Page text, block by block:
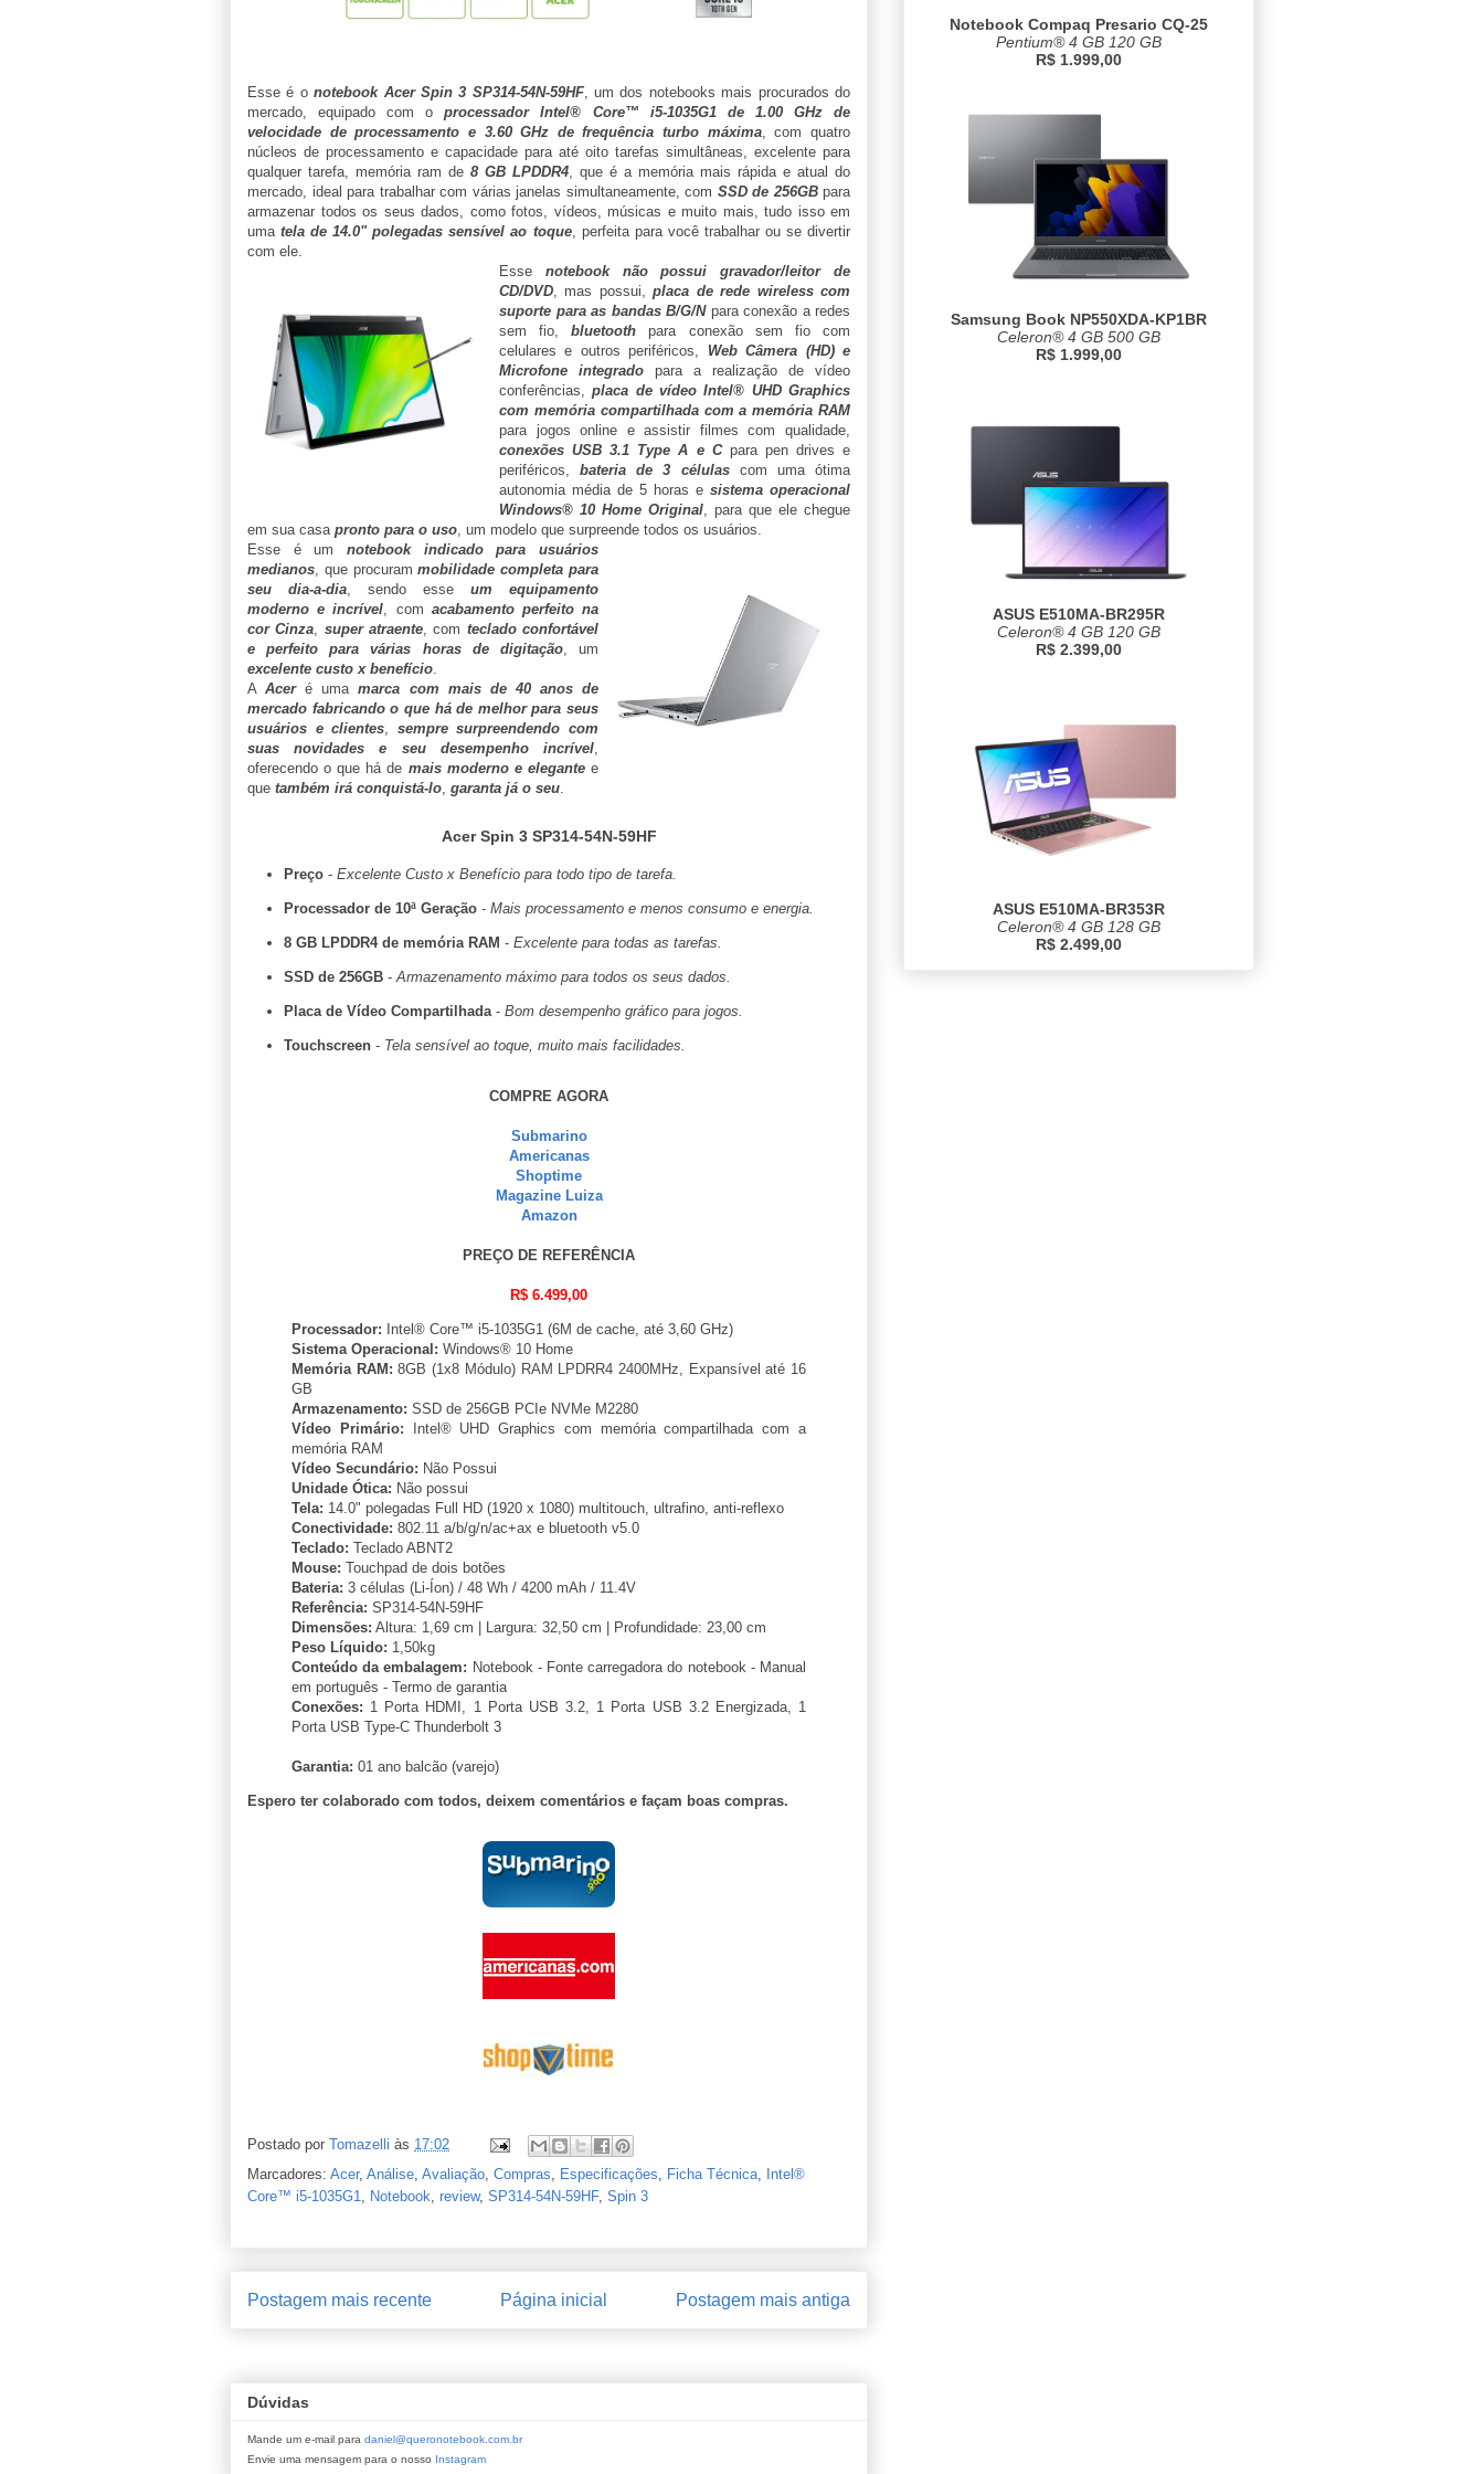
Esse é onotebook Acer Spin 3 SP314-54N-59HF, um dos notebooks mais procurados do
mercado, equipado com oprocessador Intel® Core™ i5-1035G1 de 1.00 GHz de
velocidade de processamento e 3.60 GHz de frequência turbo máxima, com quatro
núcleos de processamento e capacidade para até oito tarefas simultâneas, excelente para
qualquer tarefa, memória ram de 8 GB LPDDR4, que é a memória mais rápida e atual do
mercado, ideal para trabalhar com várias janelas simultaneamente, com SSD de 256GBpara
armazenar todos os seus dados, como fotos, vídeos, músicas e muito mais, tudo isso em
umatela de 14.0" polegadas sensível ao toque, perfeita para você trabalhar ou se divertir
com ele.
Esse notebook não possui gravador/leitor de
CD/DVD, mas possui,placa de rede wireless com
suporte para as bandas B/G/Npara conexão a redes
sem fio,bluetooth para conexão sem fio com
celulares e outros periféricos, Web Câmera (HD) e
Microfone integrado para a realização de vídeo
conferências,placa de vídeo Intel® UHD Graphics
com memória compartilhada com a memória RAM
para jogos online e assistir filmes com qualidade,
conexões USB 3.1 Type A e Cpara pen drives e
periféricos,bateria de 3 célulascom uma ótima
autonomia média de 5 horas e sistema operacional
Windows® 10 Home Original, para que ele chegue
em sua casa pronto para o uso, um modelo que surpreende todos os usuários.
Esse é um notebook indicado para usuários
medianos, que procurammobilidade completa para
seu dia-a-dia, sendo esse um equipamento
moderno e incrível, com acabamento perfeito na
cor Cinza, super atraente, com teclado confortável
e perfeito para várias horas de digitação, um
excelente custo x benefício.
AAceré umamarca com mais de 40 anos de
mercado fabricando o que há de melhor para seus
usuários e clientes, sempre surpreendendo com
suas novidades e seu desempenho incrível,
oferecendo o que há de mais moderno e elegantee
que também irá conquistá-lo, garanta já o seu.
Acer Spin 3 SP314-54N-59HF
Preço- Excelente Custo x Benefício para todo tipo de tarefa.
Processador de 10ª Geração- Mais processamento e menos consumo e energia.
8 GB LPDDR4 de memória RAM - Excelente para todas as tarefas.
SSD de 256GB-Armazenamento máximo para todos os seus dados.
Placa de Vídeo Compartilhada- Bom desempenho gráfico para jogos.
Touchscreen- Tela sensível ao toque, muito mais facilidades.
COMPRE AGORA
Submarino
Americanas
Shoptime
Magazine Luiza
Amazon
PREÇO DE REFERÊNCIA
R$ 6.499,00
Processador: Intel® Core™ i5-1035G1 (6M de cache, até 3,60 GHz)
Sistema Operacional: Windows® 10 Home
Memória RAM: 8GB (1x8 Módulo) RAM LPDRR4 2400MHz, Expansível até 16
GB
Armazenamento: SSD de 256GB PCIe NVMe M2280
Vídeo Primário: Intel® UHD Graphics com memória compartilhada com a
memória RAM
Vídeo Secundário: Não Possui
Unidade Ótica: Não possui
Tela: 14.0" polegadas Full HD (1920 x 1080) multitouch, ultrafino, anti-reflexo
Conectividade: 802.11 a/b/g/n/ac+ax e bluetooth v5.0
Teclado: Teclado ABNT2
Mouse: Touchpad de dois botões
Bateria: 3 células (Li-Íon) / 48 Wh / 4200 mAh / 11.4V
Referência: SP314-54N-59HF
Dimensões: Altura: 1,69 cm | Largura: 32,50 cm | Profundidade: 23,00 cm
Peso Líquido: 1,50kg
Conteúdo da embalagem: Notebook - Fonte carregadora do notebook - Manual
em português - Termo de garantia
Conexões: 1 Porta HDMI, 1 Porta USB 3.2, 1 Porta USB 3.2 Energizada, 1
Porta USB Type-C Thunderbolt 3
Garantia: 01 ano balcão (varejo)
Espero ter colaborado com todos, deixem comentários e façam boas compras.
Postado por Tomazelli às 17:02
Marcadores: Acer, Análise Avaliação Compras Especificações Ficha Técnica
Intel®
Core™ i5-1035G1
Notebook review, SP314-54N-59HF, Spin 3
Postagem mais recente Postagem mais antiga
Página inicial
Dúvidas
Mande um e-mail para daniel@queronotebook.com.br
Envie uma mensagem para o nosso Instagram
Notebook Compaq Presario CQ-25
Pentium® 4 GB 120 GB
R$ 1.999,00
Samsung Book NP550XDA-KP1BR
Celeron® 4 GB 500 GB
R$ 1.999,00
ASUS E510MA-BR295R
Celeron® 4 GB 120 GB
R$ 2.399,00
ASUS E510MA-BR353R
Celeron® 4 GB 128 GB
R$ 2.499,00